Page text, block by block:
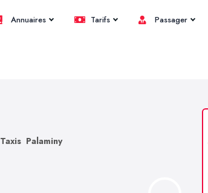
Annuaires Tarifs Passager
Taxis Palaminy